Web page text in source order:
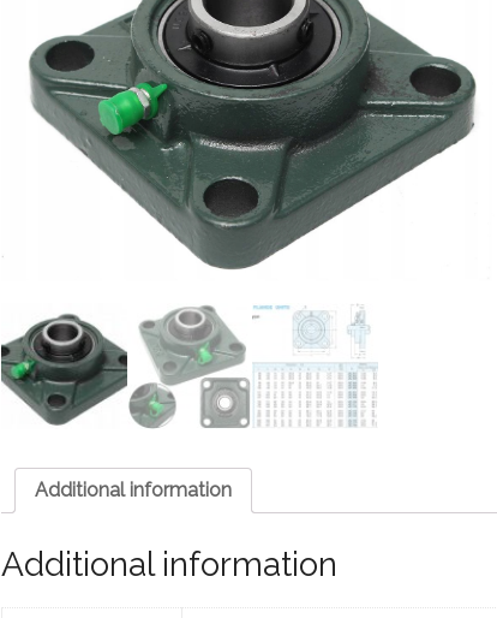
Additional information
Additional information